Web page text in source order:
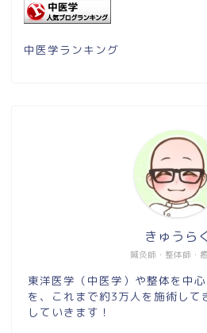
中医学ランキング
鍼灸師・整体師・
きゅうらく
東洋医学（中医学）や整体を中
を、これまで約3万人を施術して
していきます！